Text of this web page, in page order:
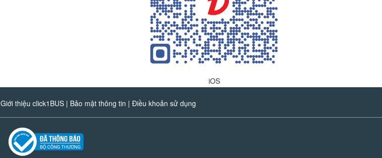
iOS
Giới thiệu click1BUS| Bảo mật thông tin | Điều khoản sử dụng